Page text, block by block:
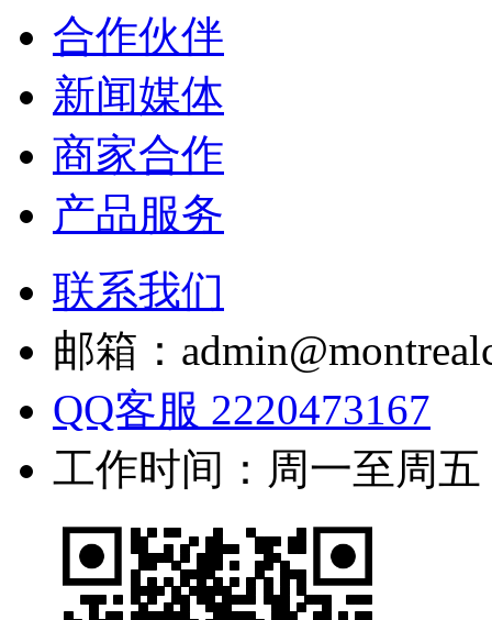
合作伙伴
新闻媒体
商家合作
产品服务
联系我们
邮箱：
QQ客服 2220473167
工作时间：周一至周